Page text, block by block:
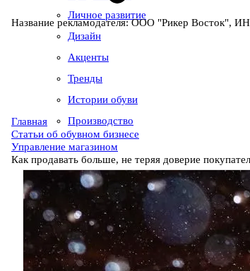
Личное развитие
Дизайн
Акценты
Тренды
Истории обуви
Производство
Название рекламодателя: ООО "Рикер Восток",
Главная
Статьи об обувном бизнесе
Управление магазином
Как продавать больше, не теряя доверие